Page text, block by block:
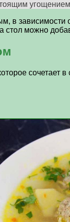
зависимости
можно
сочетает